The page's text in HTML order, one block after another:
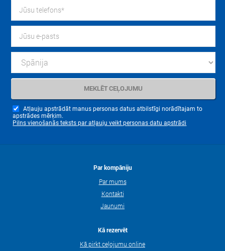
Atļauju apstrādāt manus personas datus atbilstīgi norādītajam to
apstrādes mērķim.
Pilns vienošanās teksts par atļauju veikt personas datu apstrādi
Par kompāniju
Par mums
Kontakti
Jaunumi
Kā rezervēt
Kā pirkt ceļojumu online